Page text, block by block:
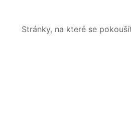
Stránky, na které se